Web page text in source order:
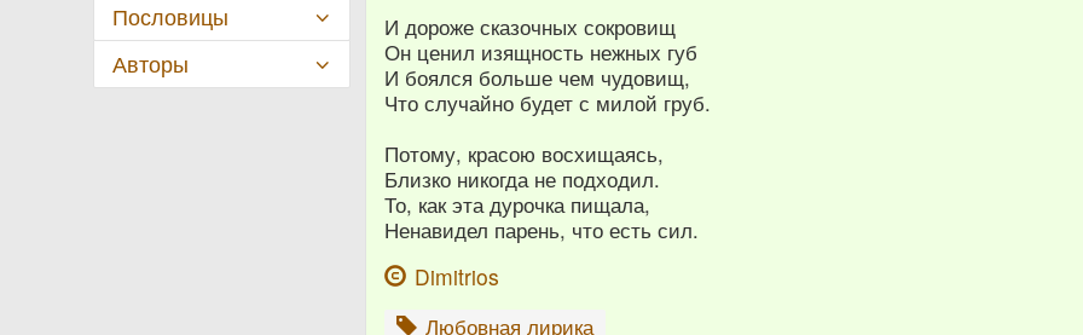
И дороже сказочных сокровищ
Он ценил изящность нежных губ
И боялся больше чем чудовищ,
Что случайно будет с милой груб.
Потому, красою восхищаясь,
Близко никогда не подходил.
То, как эта дурочка пищала,
Ненавидел парень, что есть сил.
Dimitrios
Любовная лирика
Пословицы
Авторы